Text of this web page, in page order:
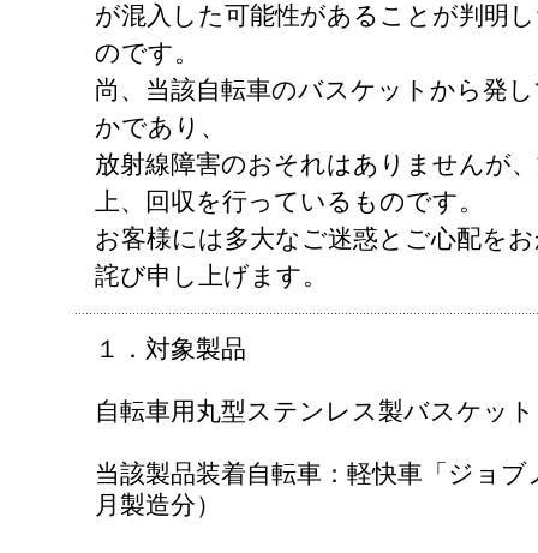
が混入した可能性があることが判明
のです。
尚、当該自転車のバスケットから発
かであり、
放射線障害のおそれはありませんが
上、回収を行っているものです。
お客様には多大なご迷惑とご心配を
詫び申し上げます。
１．対象製品
自転車用丸型ステンレス製バスケッ
当該製品装着自転車：軽快車「ジョブ
月製造分）